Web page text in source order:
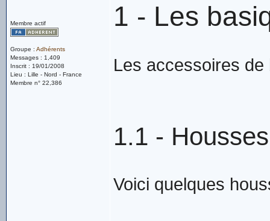
Membre actif
Groupe : Adhérents
Messages : 1,409
Inscrit : 19/01/2008
Lieu : Lille - Nord - France
Membre n° 22,386
1 - Les
Les accessoires
1.1 -
Voici quelques